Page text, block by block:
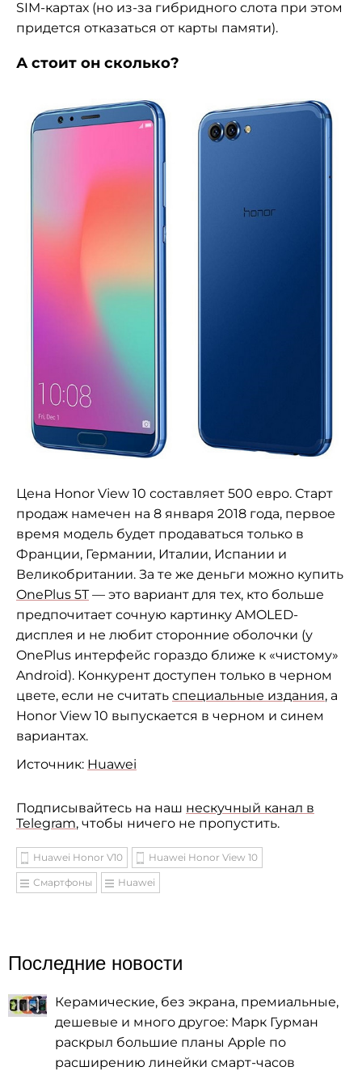
SIM-картах (но из-за гибридного слота при этом
придется отказаться от карты памяти).
А стоит он сколько?
Цена Honor View 10 составляет 500 евро. Старт
продаж намечен на 8 января 2018 года, первое
время модель будет продаваться только в
Франции, Германии, Италии, Испании и
Великобритании. За те же деньги можно купить
OnePlus 5T— это вариант для тех, кто больше
предпочитает сочную картинку AMOLED-
дисплея и не любит сторонние оболочки (у
OnePlus интерфейс гораздо ближе к «чистому»
Android). Конкурент доступен только в черном
цвете, если не считать специальные издания, а
Honor View 10 выпускается в черном и синем
вариантах.
Источник: Huawei
Подписывайтесь на наш нескучный канал в
Telegram, чтобы ничего не пропустить.
Huawei Honor V10 Huawei Honor View 10
Смартфоны Huawei
Последние новости
Керамические, без экрана, премиальные,
дешевые и много другое: Марк Гурман
раскрыл большие планы Apple по
расширению линейки смарт-часов